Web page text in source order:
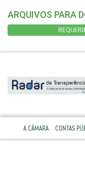
ARQUIVOS PARA
A CÂMARA CONTAS